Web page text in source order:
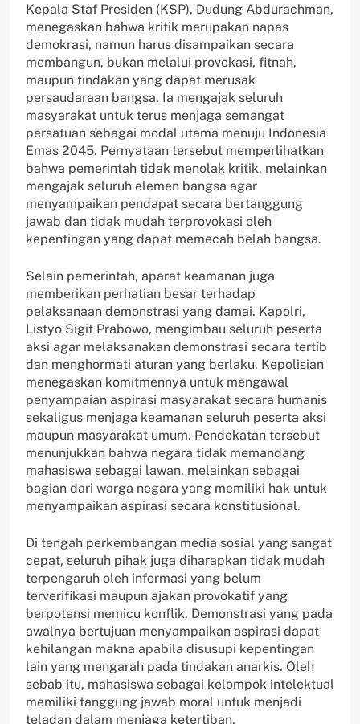
Kepala Staf Presiden (KSP), Dudung Abdurachman,
menegaskan bahwa kritik merupakan napas
demokrasi, namun harus disampaikan secara
membangun, bukan melalui provokasi, fitnah,
maupun tindakan yang dapat merusak
persaudaraan bangsa. Ia mengajak seluruh
masyarakat untuk terus menjaga semangat
persatuan sebagai modal utama menuju Indonesia
Emas 2045. Pernyataan tersebut memperlihatkan
bahwa pemerintah tidak menolak kritik, melainkan
mengajak seluruh elemen bangsa agar
menyampaikan pendapat secara bertanggung
jawab dan tidak mudah terprovokasi oleh
kepentingan yang dapat memecah belah bangsa.
Selain pemerintah, aparat keamanan juga
memberikan perhatian besar terhadap
pelaksanaan demonstrasi yang damai. Kapolri,
Listyo Sigit Prabowo, mengimbau seluruh peserta
aksi agar melaksanakan demonstrasi secara tertib
dan menghormati aturan yang berlaku. Kepolisian
menegaskan komitmennya untuk mengawal
penyampaian aspirasi masyarakat secara humanis
sekaligus menjaga keamanan seluruh peserta aksi
maupun masyarakat umum. Pendekatan tersebut
menunjukkan bahwa negara tidak memandang
mahasiswa sebagai lawan, melainkan sebagai
bagian dari warga negara yang memiliki hak untuk
menyampaikan aspirasi secara konstitusional.
Di tengah perkembangan media sosial yang sangat
cepat, seluruh pihak juga diharapkan tidak mudah
terpengaruh oleh informasi yang belum
terverifikasi maupun ajakan provokatif yang
berpotensi memicu konflik. Demonstrasi yang pada
awalnya bertujuan menyampaikan aspirasi dapat
kehilangan makna apabila disusupi kepentingan
lain yang mengarah pada tindakan anarkis. Oleh
sebab itu, mahasiswa sebagai kelompok intelektual
memiliki tanggung jawab moral untuk menjadi
teladan dalam menjaga ketertiban,